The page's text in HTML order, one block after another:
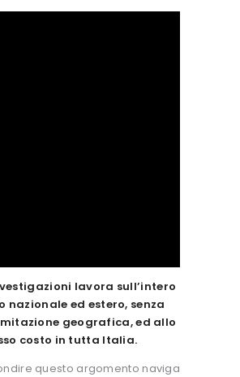
lavora sull’intero
nazionale ed estero, senza
geografica, ed allo
costo in tutta Italia.
questo argomento naviga